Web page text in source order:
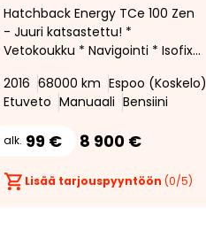
Hatchback Energy TCe 100 Zen
- Juuri katsastettu! *
Vetokoukku * Navigointi * Isofix *
Vakionopeudensäädin * Kahdet
renkaat *
2016 68000 km Espoo (Koskelo)
Etuveto Manuaali Bensiini
alk. 99 € 8 900 €
Lisää tarjouspyyntöön (0/5)